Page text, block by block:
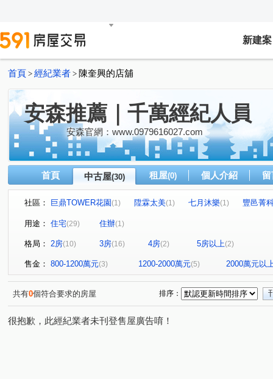
新建案
首頁 > 經紀業者 > 陳奎興的店舖
安森推薦｜千萬經紀人員
安森官網：www.0979616027.com
首頁 中古屋(30) 租屋(0) 個人介紹
社區： 巨鼎TOWER花園(1) 陞霖太美(1) 七月沐樂(1)
豐邑菁
惠宇一清庭
惠宇朗庭
豐邑大境豐藝 (1) 寶輝THE SPRINGS (1) 合新城峰
櫻花知築(1) 惠宇碧柳 (1) 惠宇MYPARK 學田路(1)
景賢路(1) 春安路(1) 軍福十八路(2) 大墩四街(1)
敦
惠中路(2) 南興北二路(1) 四平路(1)
市政
大墩一街(1) 敦和路(1) 永春東七路(1) 埔東街(1)
精
新興路一段(1) 頭家路 (1) 詔安街
用途： 住宅(29) 住辦(1)
格局： 2房(10) 3房(16) 4房(2) 5房以上(2)
售金： 800-1200萬元(3) 1200-2000萬元(5) 2000萬元以
共有0個符合要求的房屋 排序：
很抱歉，此經紀業者未刊登售屋廣告唷！